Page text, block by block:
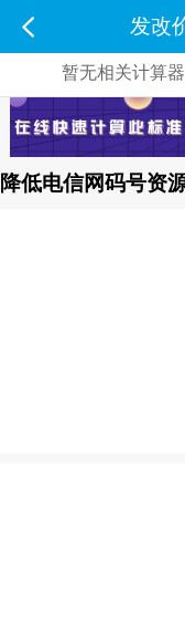
发改
暂无相关计算器
降低电信网码号资